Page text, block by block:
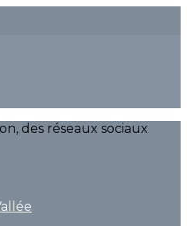
des réseaux sociaux